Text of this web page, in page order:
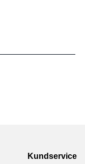
Kundservice